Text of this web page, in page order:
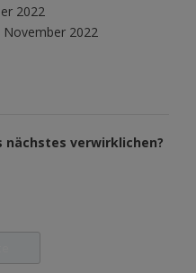
2022
November 2022
nächstes verwirklichen?